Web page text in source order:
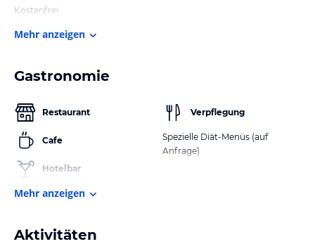
Kostenfrei
Mehr anzeigen
Gastronomie
Restaurant
Cafe
Hotelbar
Verpflegung
Spezielle Diät-Menüs (auf
Anfrage)
Mehr anzeigen
Aktivitäten